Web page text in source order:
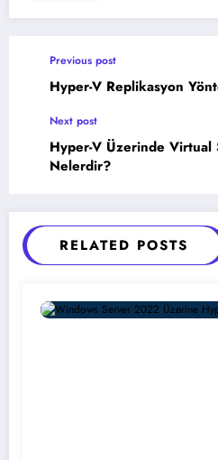
Previous post
Hyper-V Replikasyon
Next post
Hyper-V Üzerinde Virtual
Nelerdir?
RELATED POSTS